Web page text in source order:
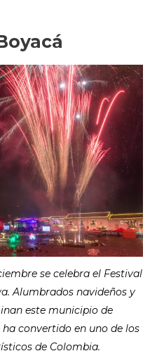
se celebra el Festival
Alumbrados navideños y
este municipio de
convertido en uno de los
de Colombia.